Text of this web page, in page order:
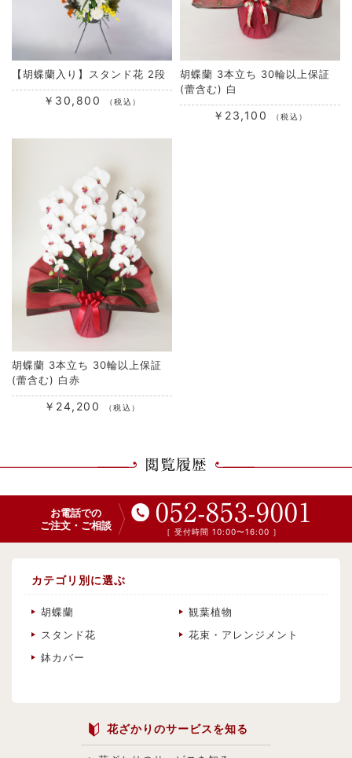
【胡蝶蘭入り】スタンド花 2段
￥30,800 （税込）
胡蝶蘭 3本立ち 30輪以上保証
(蕾含む) 白
￥23,100 （税込）
胡蝶蘭 3本立ち 30輪以上保証
(蕾含む) 白赤
￥24,200 （税込）
閲覧履歴
お電話での
ご注文・ご相談
052-853-9001
［ 受付時間 10:00〜16:00 ］
カテゴリ別に選ぶ
胡蝶蘭
観葉植物
スタンド花
花束・アレンジメント
鉢カバー
花ざかりのサービスを知る